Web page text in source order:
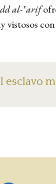
al-‛arif
vistosos
esclavo